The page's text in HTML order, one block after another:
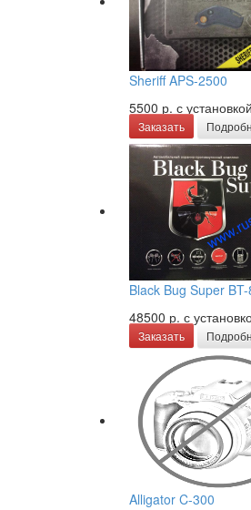
Sheriff APS-2500
5500 р. с установкой
Заказать
Black Bug Super
48500 р. с
Заказать
Alligator C-300